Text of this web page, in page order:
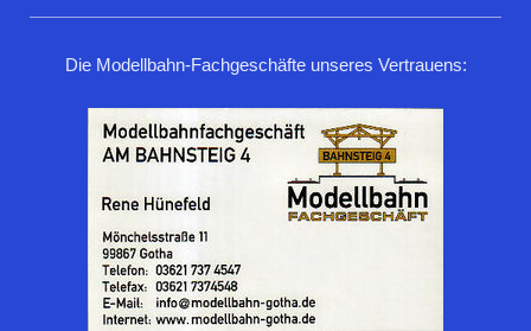
Die Modellbahn-Fachgeschäfte unseres Vertrauens: